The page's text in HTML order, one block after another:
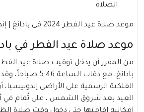
الصلاة
موعد صلاة عيد الفطر 2024 في بادانغ | إندونيسيا
موعد صلاة عيد الفطر في بادانغ 1444-
بادانغ، مع دقات
الفلكية الرسمية على الأراضي
العيد بعد شروق الشمس ، على تُقام في